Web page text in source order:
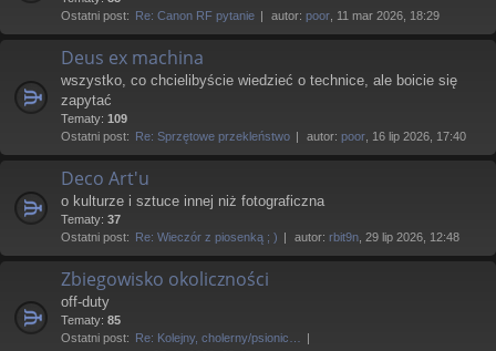
Ostatni post: Re: Canon RF pytanie autor: poor , 11 mar 2026, 18:29
Deus ex machina
wszystko, co chcielibyście wiedzieć o technice, ale boicie się
zapytać
Tematy: 109
Ostatni post: Re: Sprzętowe przekleństwo autor: poor , 16 lip 2026, 17:40
Deco Art'u
o kulturze i sztuce innej niż fotograficzna
Tematy: 37
Ostatni post: Re: Wieczór z piosenką ; ) autor: rbit9n , 29 lip 2026, 12:48
Zbiegowisko okoliczności
off-duty
Tematy: 85
Ostatni post: Re: Kolejny, cholerny/psionic…